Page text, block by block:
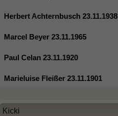
Herbert Achternbusch 23.11.1938
Marcel Beyer 23.11.1965
Paul Celan 23.11.1920
Marieluise Fleißer 23.11.1901
Kicki